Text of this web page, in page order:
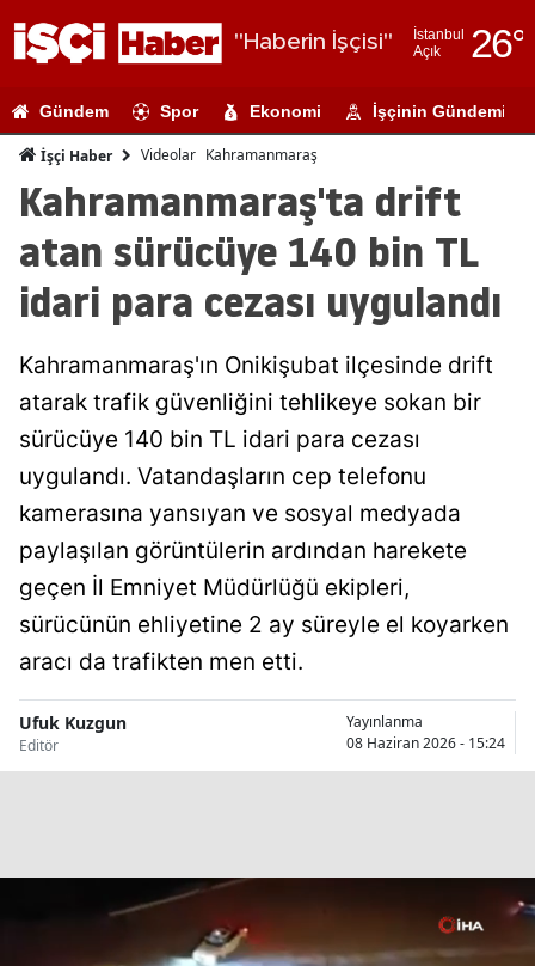
"Haberin İşçisi"
İstanbul
Açık
26°
Adıyaman
Ağrı
Amasya
Ankara
Antalya
Artvin
Balıkesir
Bilecik
Bingöl
Bolu
Çorum
Gündem Spor Ekonomi İşçinin Gündemi
İşçi Haber Videolar Kahramanmaraş
Kahramanmaraş'ta drift
atan sürücüye 140 bin TL
idari para cezası uygulandı
Kahramanmaraş'ın Onikişubat ilçesinde drift
atarak trafik güvenliğini tehlikeye sokan bir
sürücüye 140 bin TL idari para cezası
uygulandı. Vatandaşların cep telefonu
kamerasına yansıyan ve sosyal medyada
paylaşılan görüntülerin ardından harekete
geçen İl Emniyet Müdürlüğü ekipleri,
sürücünün ehliyetine 2 ay süreyle el koyarken
aracı da trafikten men etti.
Ufuk Kuzgun
Editör
Yayınlanma
08 Haziran 2026 - 15:24